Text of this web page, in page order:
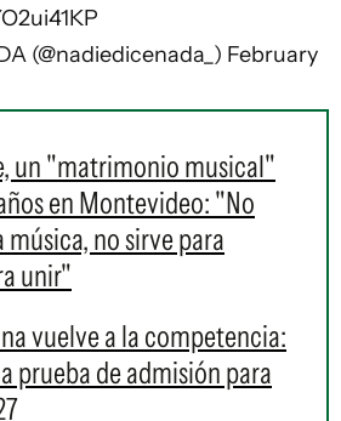
(@nadiedicenada_) February
un "matrimonio musical"
en Montevideo: "No
no sirve para
unir"
vuelve a la competencia:
prueba de admisión para